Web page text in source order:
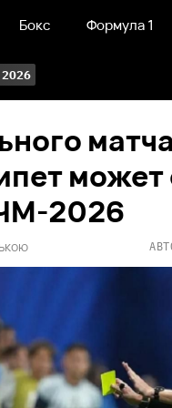
Бокс Формула 1
2026
матча
может
2026